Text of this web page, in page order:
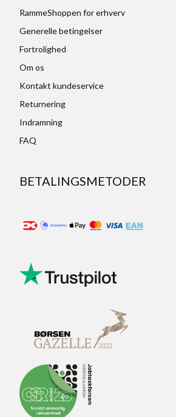
RammeShoppen for erhverv
Generelle betingelser
Fortrolighed
Om os
Kontakt kundeservice
Returnering
Indramning
FAQ
BETALINGSMETODER